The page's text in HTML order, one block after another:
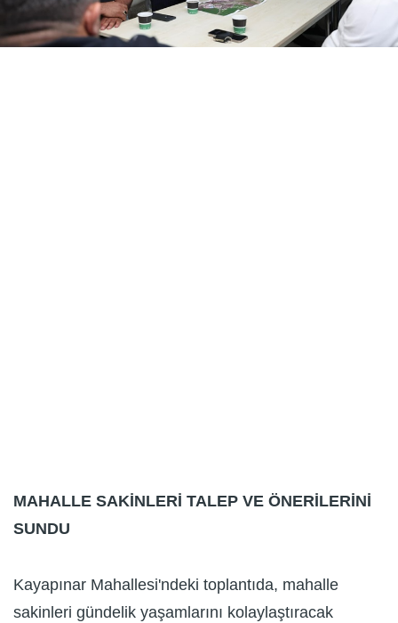
MAHALLE SAKİNLERİ TALEP VE ÖNERİLERİNİ
SUNDU
Kayapınar Mahallesi'ndeki toplantıda, mahalle
sakinleri gündelik yaşamlarını kolaylaştıracak